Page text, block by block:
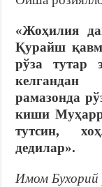
«Жоҳилия
Қурайш
рўза тутар
рамазонда
киши
тутсин,
дедилар».
Имом Бухорий